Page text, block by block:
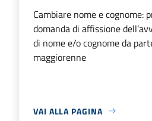
Cambiare nome e cognome:
domanda di affissione
di nome e/o cognome da
maggiorenne
VAI ALLA PAGINA